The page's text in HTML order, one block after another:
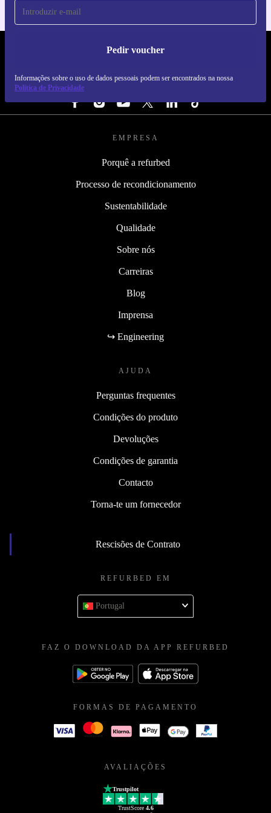
Pedir voucher
Informações sobre o uso de dados pessoais podem ser encontrados na nossa
Política de Privacidade
REFURBED PORTUGAL - RETHINK NEW.
SEGUE-NOS
EMPRESA
Porquê a refurbed
Processo de recondicionamento
Sustentabilidade
Qualidade
Sobre nós
Carreiras
Blog
Imprensa
↪ Engineering
AJUDA
Perguntas frequentes
Condições do produto
Devoluções
Condições de garantia
Contacto
Torna-te um fornecedor
Rescisões de Contrato
REFURBED EM
Portugal
FAZ O DOWNLOAD DA APP REFURBED
FORMAS DE PAGAMENTO
AVALIAÇÕES
Trustpilot
TrustScore 4.6